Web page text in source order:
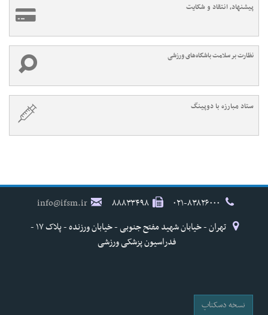
پیشنهاد، انتقاد و شکایت
نظارت بر سلامت باشگاه‌های ورزشی
ستاد مبارزه با دوپینگ
۸۸۸۳۳۴۹۸
info@ifsm.ir
تهران - خیابان شهید مفتح جنوبی - خیابان ورزنده - پلاک ۱۷ -
فدراسیون پزشکی ورزشی
نسخه دسکتاپ